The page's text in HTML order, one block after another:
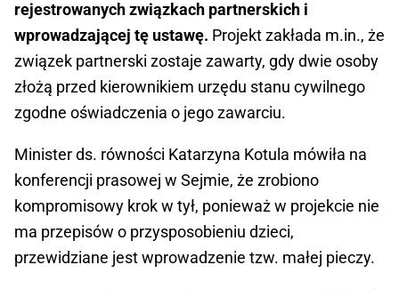
rejestrowanych związkach partnerskich i
wprowadzającej tę ustawę. Projekt zakłada m.in., że
związek partnerski zostaje zawarty, gdy dwie osoby
złożą przed kierownikiem urzędu stanu cywilnego
zgodne oświadczenia o jego zawarciu.
Minister ds. równości Katarzyna Kotula mówiła na
konferencji prasowej w Sejmie, że zrobiono
kompromisowy krok w tył, ponieważ w projekcie nie
ma przepisów o przysposobieniu dzieci,
przewidziane jest wprowadzenie tzw. małej pieczy.